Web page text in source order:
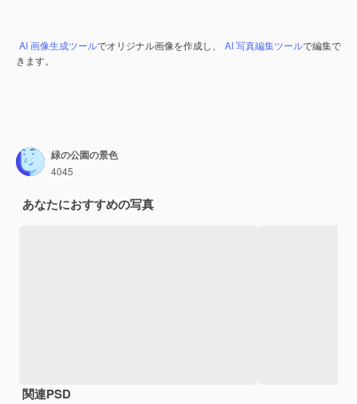
AI 画像生成ツールでオリジナル画像を作成し、 AI 写真編集ツールで編集で
きます。
緑の公園の景色
4045
あなたにおすすめの写真
関連PSD